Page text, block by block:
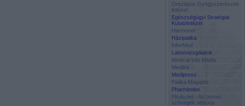
Országos Gyógyszerészeti
Intézet
Egészségügyi Stratégiai
Kutatóintézet
Harmonet
Házipatika
InforMed
Laborvizsgálatok
Medical Info Média
Medlink
Medipress
Patika Magazin
Pharmindex
Pirula.net - Az orvosi
szövegek otthona